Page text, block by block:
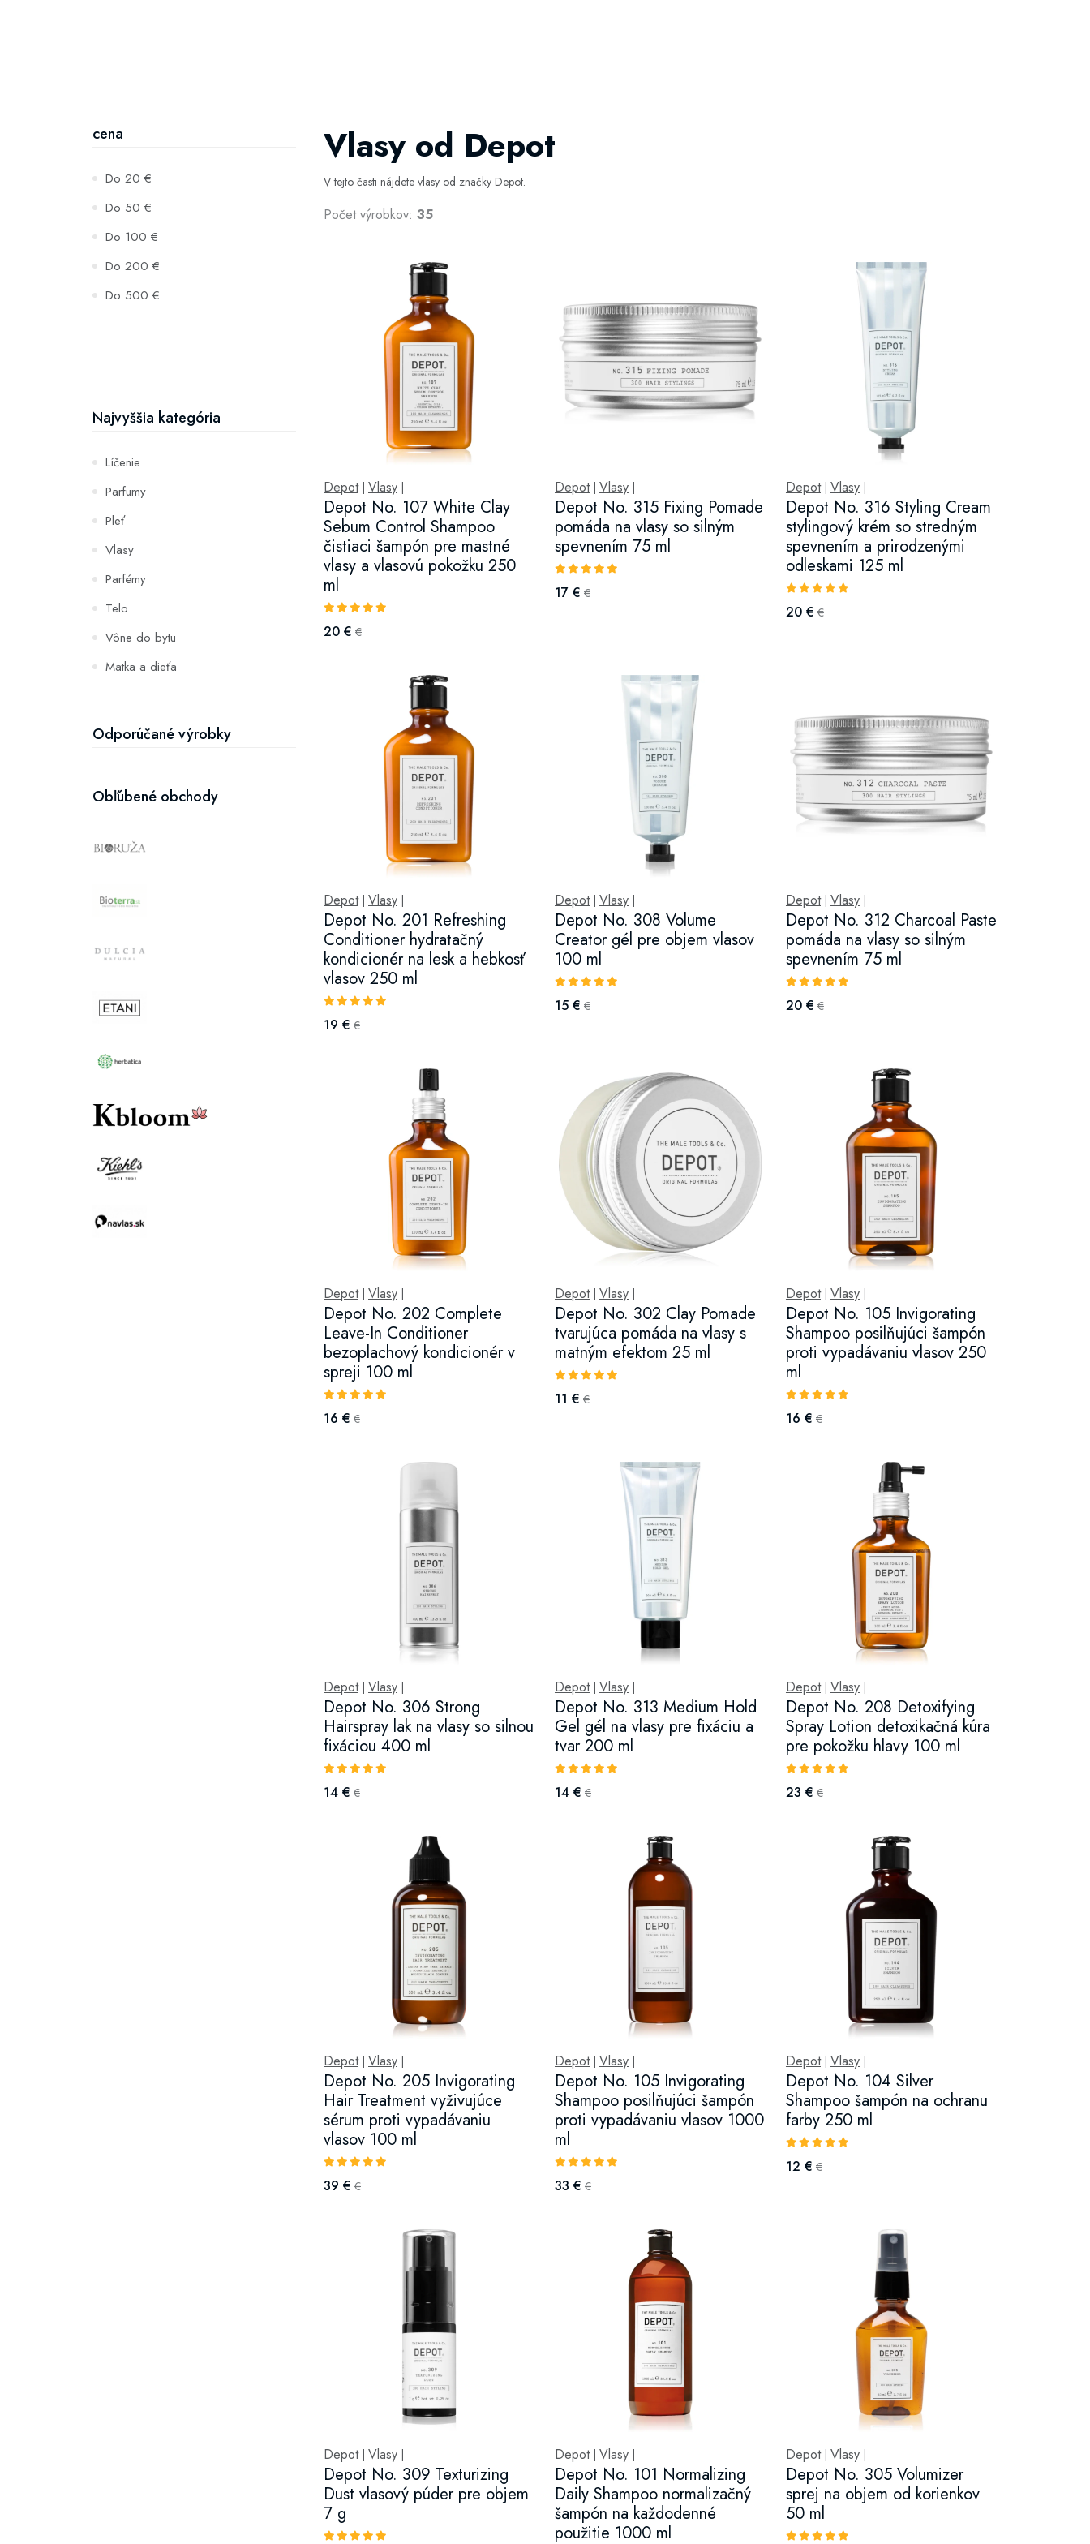
cena
Do 20 €
Do 50 €
Do 100 €
Do 200 €
Do 500 €
Najvyššia kategória
Líčenie
Parfumy
Pleť
Vlasy
Parfémy
Telo
Vône do bytu
Matka a dieťa
Hydratácia a výživa pleti
Odporúčané výrobky
Obľúbené obchody
Vlasy od Depot
V tejto časti nájdete vlasy od značky Depot.
Počet výrobkov: 35
Depot| Vlasy
Depot No. 107 White Clay
Sebum Control Shampoo
čistiaci šampón pre mastné
vlasy a vlasovú pokožku 250
ml
20 € €
Depot| Vlasy|
Depot No. 315 Fixing Pomade
pomáda na vlasy so silným
spevnením 75 ml
17 € €
Depot| Vlasy|
Depot No. 316 Styling Cream
stylingový krém so stredným
spevnením a prirodzenými
odleskami 125 ml
20 € €
Depot| Vlasy
Depot No. 201 Refreshing
Conditioner hydratačný
kondicionér na lesk a hebkosť
vlasov 250 ml
19 € €
Depot| Vlasy|
Depot No. 308 Volume
Creator gél pre objem vlasov
100 ml
15 € €
Depot| Vlasy|
Depot No. 312 Charcoal Paste
pomáda na vlasy so silným
spevnením 75 ml
20 € €
Depot| Vlasy
Depot No. 202 Complete
Leave-In Conditioner
bezoplachový kondicionér v
spreji 100 ml
16 € €
Depot| Vlasy|
Depot No. 302 Clay Pomade
tvarujúca pomáda na vlasy s
matným efektom 25 ml
11 € €
Depot| Vlasy|
Depot No. 105 Invigorating
Shampoo posilňujúci šampón
proti vypadávaniu vlasov 250
ml
16 € €
Depot| Vlasy
Depot No. 306 Strong
Hairspray lak na vlasy so silnou
fixáciou 400 ml
14 € €
Depot| Vlasy|
Depot No. 313 Medium Hold
Gel gél na vlasy pre fixáciu a
tvar 200 ml
14 € €
Depot| Vlasy|
Depot No. 208 Detoxifying
Spray Lotion detoxikačná kúra
pre pokožku hlavy 100 ml
23 € €
Depot| Vlasy
Depot No. 205 Invigorating
Hair Treatment vyživujúce
sérum proti vypadávaniu
vlasov 100 ml
39 € €
Depot| Vlasy|
Depot No. 105 Invigorating
Shampoo posilňujúci šampón
proti vypadávaniu vlasov 1000
ml
33 € €
Depot| Vlasy|
Depot No. 104 Silver
Shampoo šampón na ochranu
farby 250 ml
12 € €
Depot| Vlasy
Depot No. 309 Texturizing
Dust vlasový púder pre objem
7 g
Depot| Vlasy|
Depot No. 101 Normalizing
Daily Shampoo normalizačný
šampón na každodenné
použitie 1000 ml
Depot| Vlasy|
Depot No. 305 Volumizer
sprej na objem od korienkov
50 ml